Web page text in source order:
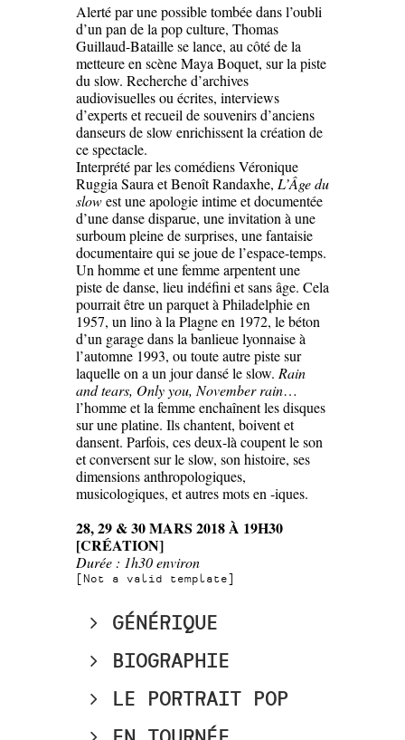
Alerté par une possible tombée dans l’oubli
d’un pan de la pop culture, Thomas
Guillaud-Bataille se lance, au côté de la
metteure en scène Maya Boquet, sur la piste
du slow. Recherche d’archives
audiovisuelles ou écrites, interviews
d’experts et recueil de souvenirs d’anciens
danseurs de slow enrichissent la création de
ce spectacle.
Interprété par les comédiens Véronique
Ruggia Saura et Benoît Randaxhe, L’Âge du
slowest une apologie intime et documentée
d’une danse disparue, une invitation à une
surboum pleine de surprises, une fantaisie
documentaire qui se joue de l’espace-temps.
Un homme et une femme arpentent une
piste de danse, lieu indéfini et sans âge. Cela
pourrait être un parquet à Philadelphie en
1957, un lino à la Plagne en 1972, le béton
d’un garage dans la banlieue lyonnaise à
l’automne 1993, ou toute autre piste sur
laquelle on a un jour dansé le slow. Rain
and tears, Only you, November rain…
l’homme et la femme enchaînent les disques
sur une platine. Ils chantent, boivent et
dansent. Parfois, ces deux-là coupent le son
et conversent sur le slow, son histoire, ses
dimensions anthropologiques,
musicologiques, et autres mots en -iques.
28, 29 & 30 MARS 2018 À 19H30
[CRÉATION]
Durée : 1h30 environ
[Not a valid template]
GÉNÉRIQUE
Bataille et Maya Boquet
documentaire
BIOGRAPHIE
Thomas Guillaud-Bataille
Thomas Guillaud-Bataille explore le
LE PORTRAIT POP